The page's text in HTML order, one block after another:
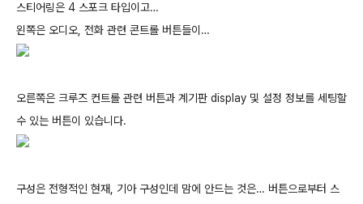
스티어링은 4 스포크 타입이고…
왼쪽은 오디오, 전화 관련 콘트롤 버튼들이…
오른쪽은 크루즈 컨트롤 관련 버튼과 계기판 display 및 설정 정보를 세팅할
수 있는 버튼이 있습니다.
구성은 전형적인 현재, 기아 구성인데 맘에 안드는 것은… 버튼으로부터 스